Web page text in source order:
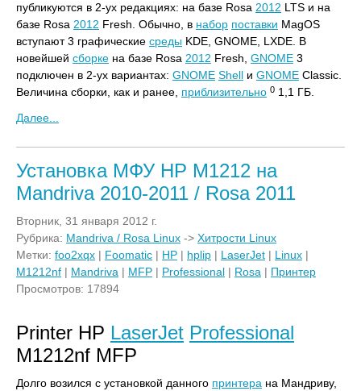
публикуются в 2-ух редакциях: на базе Rosa 2012 LTS и на
базе Rosa 2012 Fresh. Обычно, в набор поставки MagOS
вступают 3 графические среды KDE, GNOME, LXDE. В
новейшей сборке на базе Rosa 2012 Fresh, GNOME 3
подключен в 2-ух вариантах: GNOME Shell и GNOME Classic.
Величина сборки, как и ранее, приблизительно 0 1,1 ГБ.
Далее...
Установка МФУ HP M1212 на
Mandriva 2010-2011 / Rosa 2011
Вторник, 31 января 2012 г.
Рубрика: Mandriva / Rosa Linux -> Хитрости Linux
Метки: foo2xqx | Foomatic | HP | hplip | LaserJet | Linux |
M1212nf | Mandriva | MFP | Professional | Rosa | Принтер
Просмотров: 17894
Printer HP LaserJet Professional
M1212nf MFP
Долго возился с установкой данного принтера на Мандриву,